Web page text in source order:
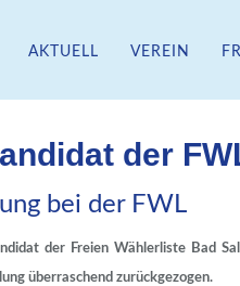
AKTUELL VEREIN
der
bei der FWL
der Freien Wählerliste Bad
überraschend zurückgezogen.